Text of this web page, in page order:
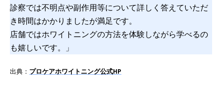
診察では不明点や副作用等について詳しく答えていただ
き時間はかかりましたが満足です。
店舗ではホワイトニングの方法を体験しながら学べるの
も嬉しいです。」
出典： プロケアホワイトニング公式HP